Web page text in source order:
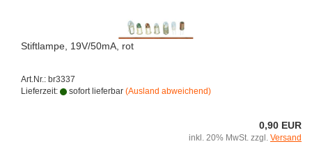
Stiftlampe, 19V/50mA, rot
Art.Nr.: br3337
Lieferzeit:
sofort lieferbar (Ausland abweichend)
0,90 EUR
inkl. 20% MwSt. zzgl. Versand